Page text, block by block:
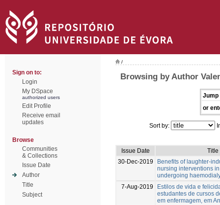
Sign on to:
Login
My DSpace
authorized users
Edit Profile
Receive email
updates
Browse
Communities
& Collections
Issue Date
Author
Title
Subject
/
Browsing by Author
Jump
or
Sort by:
Issue Date
Title
30-Dec-2019
Benefits of laughter-
nursing interventions
undergoing
7-Aug-2019
Estilos de vida e
estudantes de cursos
em enfermagem, em